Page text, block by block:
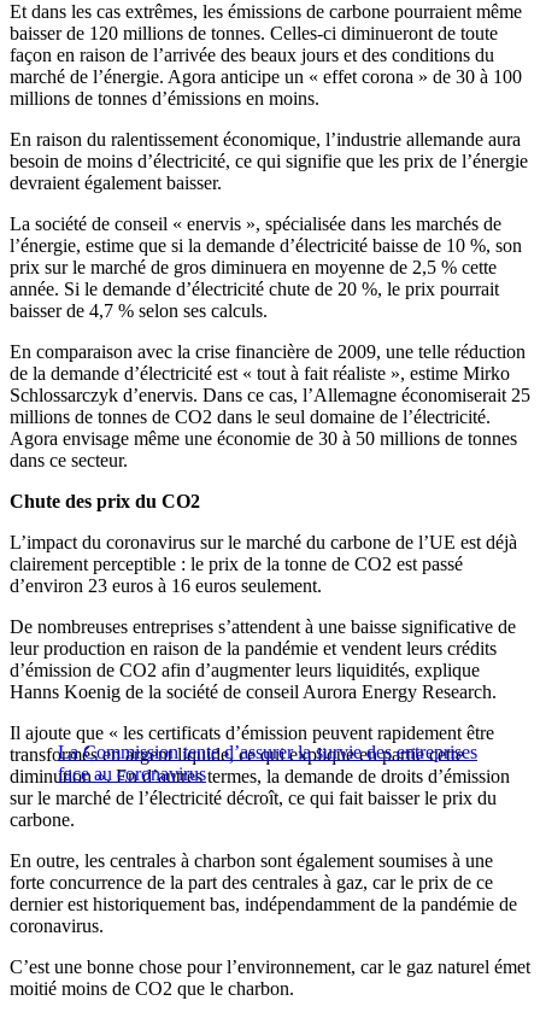
Et dans les cas extrêmes, les émissions de carbone pourraient même
baisser de 120 millions de tonnes. Celles-ci diminueront de toute
façon en raison de l’arrivée des beaux jours et des conditions du
marché de l’énergie. Agora anticipe un « effet corona » de 30 à 100
millions de tonnes d’émissions en moins.
En raison du ralentissement économique, l’industrie allemande aura
besoin de moins d’électricité, ce qui signifie que les prix de l’énergie
devraient également baisser.
La société de conseil « enervis », spécialisée dans les marchés de
l’énergie, estime que si la demande d’électricité baisse de 10 %, son
prix sur le marché de gros diminuera en moyenne de 2,5 % cette
année. Si le demande d’électricité chute de 20 %, le prix pourrait
baisser de 4,7 % selon ses calculs.
En comparaison avec la crise financière de 2009, une telle réduction
de la demande d’électricité est « tout à fait réaliste », estime Mirko
Schlossarczyk d’enervis. Dans ce cas, l’Allemagne économiserait 25
millions de tonnes de CO2 dans le seul domaine de l’électricité.
Agora envisage même une économie de 30 à 50 millions de tonnes
dans ce secteur.
Chute des prix du CO2
L’impact du coronavirus sur le marché du carbone de l’UE est déjà
clairement perceptible : le prix de la tonne de CO2 est passé
d’environ 23 euros à 16 euros seulement.
De nombreuses entreprises s’attendent à une baisse significative de
leur production en raison de la pandémie et vendent leurs crédits
d’émission de CO2 afin d’augmenter leurs liquidités, explique
Hanns Koenig de la société de conseil Aurora Energy Research.
La Commission tente d’assurer la survie des entreprises
face au coronavirus
Il ajoute que « les certificats d’émission peuvent rapidement être
transformés en argent liquide, ce qui explique en partie cette
diminution ». En d’autres termes, la demande de droits d’émission
sur le marché de l’électricité décroît, ce qui fait baisser le prix du
carbone.
En outre, les centrales à charbon sont également soumises à une
forte concurrence de la part des centrales à gaz, car le prix de ce
dernier est historiquement bas, indépendamment de la pandémie de
coronavirus.
C’est une bonne chose pour l’environnement, car le gaz naturel émet
moitié moins de CO2 que le charbon.